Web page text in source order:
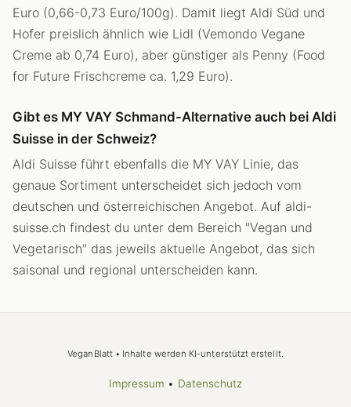
Euro (0,66-0,73 Euro/100g). Damit liegt Aldi Süd und
Hofer preislich ähnlich wie Lidl (Vemondo Vegane
Creme ab 0,74 Euro), aber günstiger als Penny (Food
for Future Frischcreme ca. 1,29 Euro).
Gibt es MY VAY Schmand-Alternative auch bei Aldi
Suisse in der Schweiz?
Aldi Suisse führt ebenfalls die MY VAY Linie, das
genaue Sortiment unterscheidet sich jedoch vom
deutschen und österreichischen Angebot. Auf aldi-
suisse.ch findest du unter dem Bereich "Vegan und
Vegetarisch" das jeweils aktuelle Angebot, das sich
saisonal und regional unterscheiden kann.
VeganBlatt • Inhalte werden KI-unterstützt erstellt.
Impressum • Datenschutz